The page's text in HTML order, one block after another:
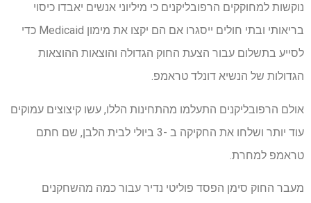
נוקשות למחוקקים הרפובליקנים כי מיליוני אנשים יאבדו כיסוי
בריאותי ובתי חולים ייסגרו אם הם יקצו את מימון Medicaid כדי
לסייע בתשלום עבור הצעת החוק הגדולה והוצאות ההוצאות
הגדולות של הנשיא דונלד טראמפ.
אולם הרפובליקנים התעלמו מהתחינות הללו, עשו קיצוצים עמוקים
עוד יותר ושלחו את החקיקה ב -3 ביולי לבית הלבן, שם חתם
טראמפ למחרת.
מעבר החוק סימן הפסד פוליטי נדיר עבור כמה מהשחקנים